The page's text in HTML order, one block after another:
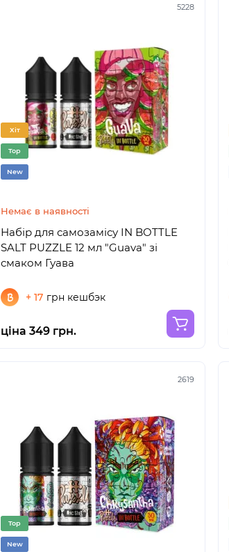
5228
Хіт
Top
New
Немає в наявності
Набір для самозамісу IN BOTTLE
SALT PUZZLE 12 мл "Guava" зі
смаком Гуава
+ 17 грн кешбэк
ціна 349 грн.
2619
Top
New